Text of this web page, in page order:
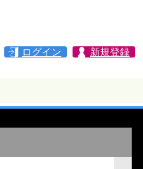
ログイン 新規登録